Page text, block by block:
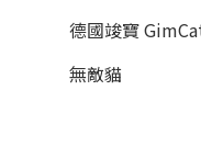
德國竣寶
無敵貓